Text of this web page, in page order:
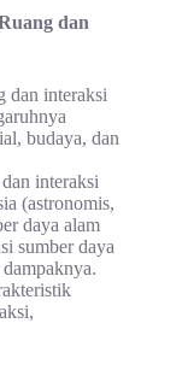
dan
dan interaksi
budaya, dan
interaksi
(astronomis,
daya alam
sumber daya